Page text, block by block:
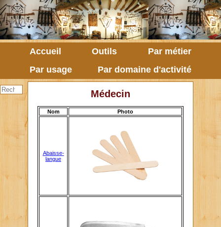
Accueil Outils
Par métier
Par usage
Par domaine d'activité
Médecin
Nom Photo
Abaisse-
langue